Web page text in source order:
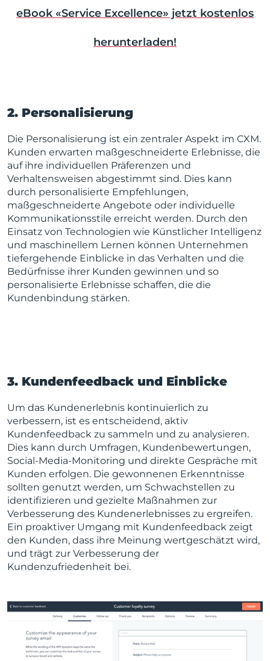
eBook «Service Excellence» jetzt kostenlos
herunterladen!
2. Personalisierung
Die Personalisierung ist ein zentraler Aspekt im CXM.
Kunden erwarten maßgeschneiderte Erlebnisse, die
auf ihre individuellen Präferenzen und
Verhaltensweisen abgestimmt sind. Dies kann
durch personalisierte Empfehlungen,
maßgeschneiderte Angebote oder individuelle
Kommunikationsstile erreicht werden. Durch den
Einsatz von Technologien wie Künstlicher Intelligenz
und maschinellem Lernen können Unternehmen
tiefergehende Einblicke in das Verhalten und die
Bedürfnisse ihrer Kunden gewinnen und so
personalisierte Erlebnisse schaffen, die die
Kundenbindung stärken.
3. Kundenfeedback und Einblicke
Um das Kundenerlebnis kontinuierlich zu
verbessern, ist es entscheidend, aktiv
Kundenfeedback zu sammeln und zu analysieren.
Dies kann durch Umfragen, Kundenbewertungen,
Social-Media-Monitoring und direkte Gespräche mit
Kunden erfolgen. Die gewonnenen Erkenntnisse
sollten genutzt werden, um Schwachstellen zu
identifizieren und gezielte Maßnahmen zur
Verbesserung des Kundenerlebnisses zu ergreifen.
Ein proaktiver Umgang mit Kundenfeedback zeigt
den Kunden, dass ihre Meinung wertgeschätzt wird,
und trägt zur Verbesserung der
Kundenzufriedenheit bei.